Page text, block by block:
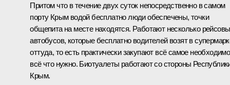
Притом что в течение двух суток непосредственно в самом
порту Крым водой бесплатно люди обеспечены, точки
общепита на месте находятся. Работают несколько
автобусов, которые бесплатно водителей возят в
оттуда, то есть практически закупают всё самое
всё что нужно. Биотуалеты работают со стороны
Крым.